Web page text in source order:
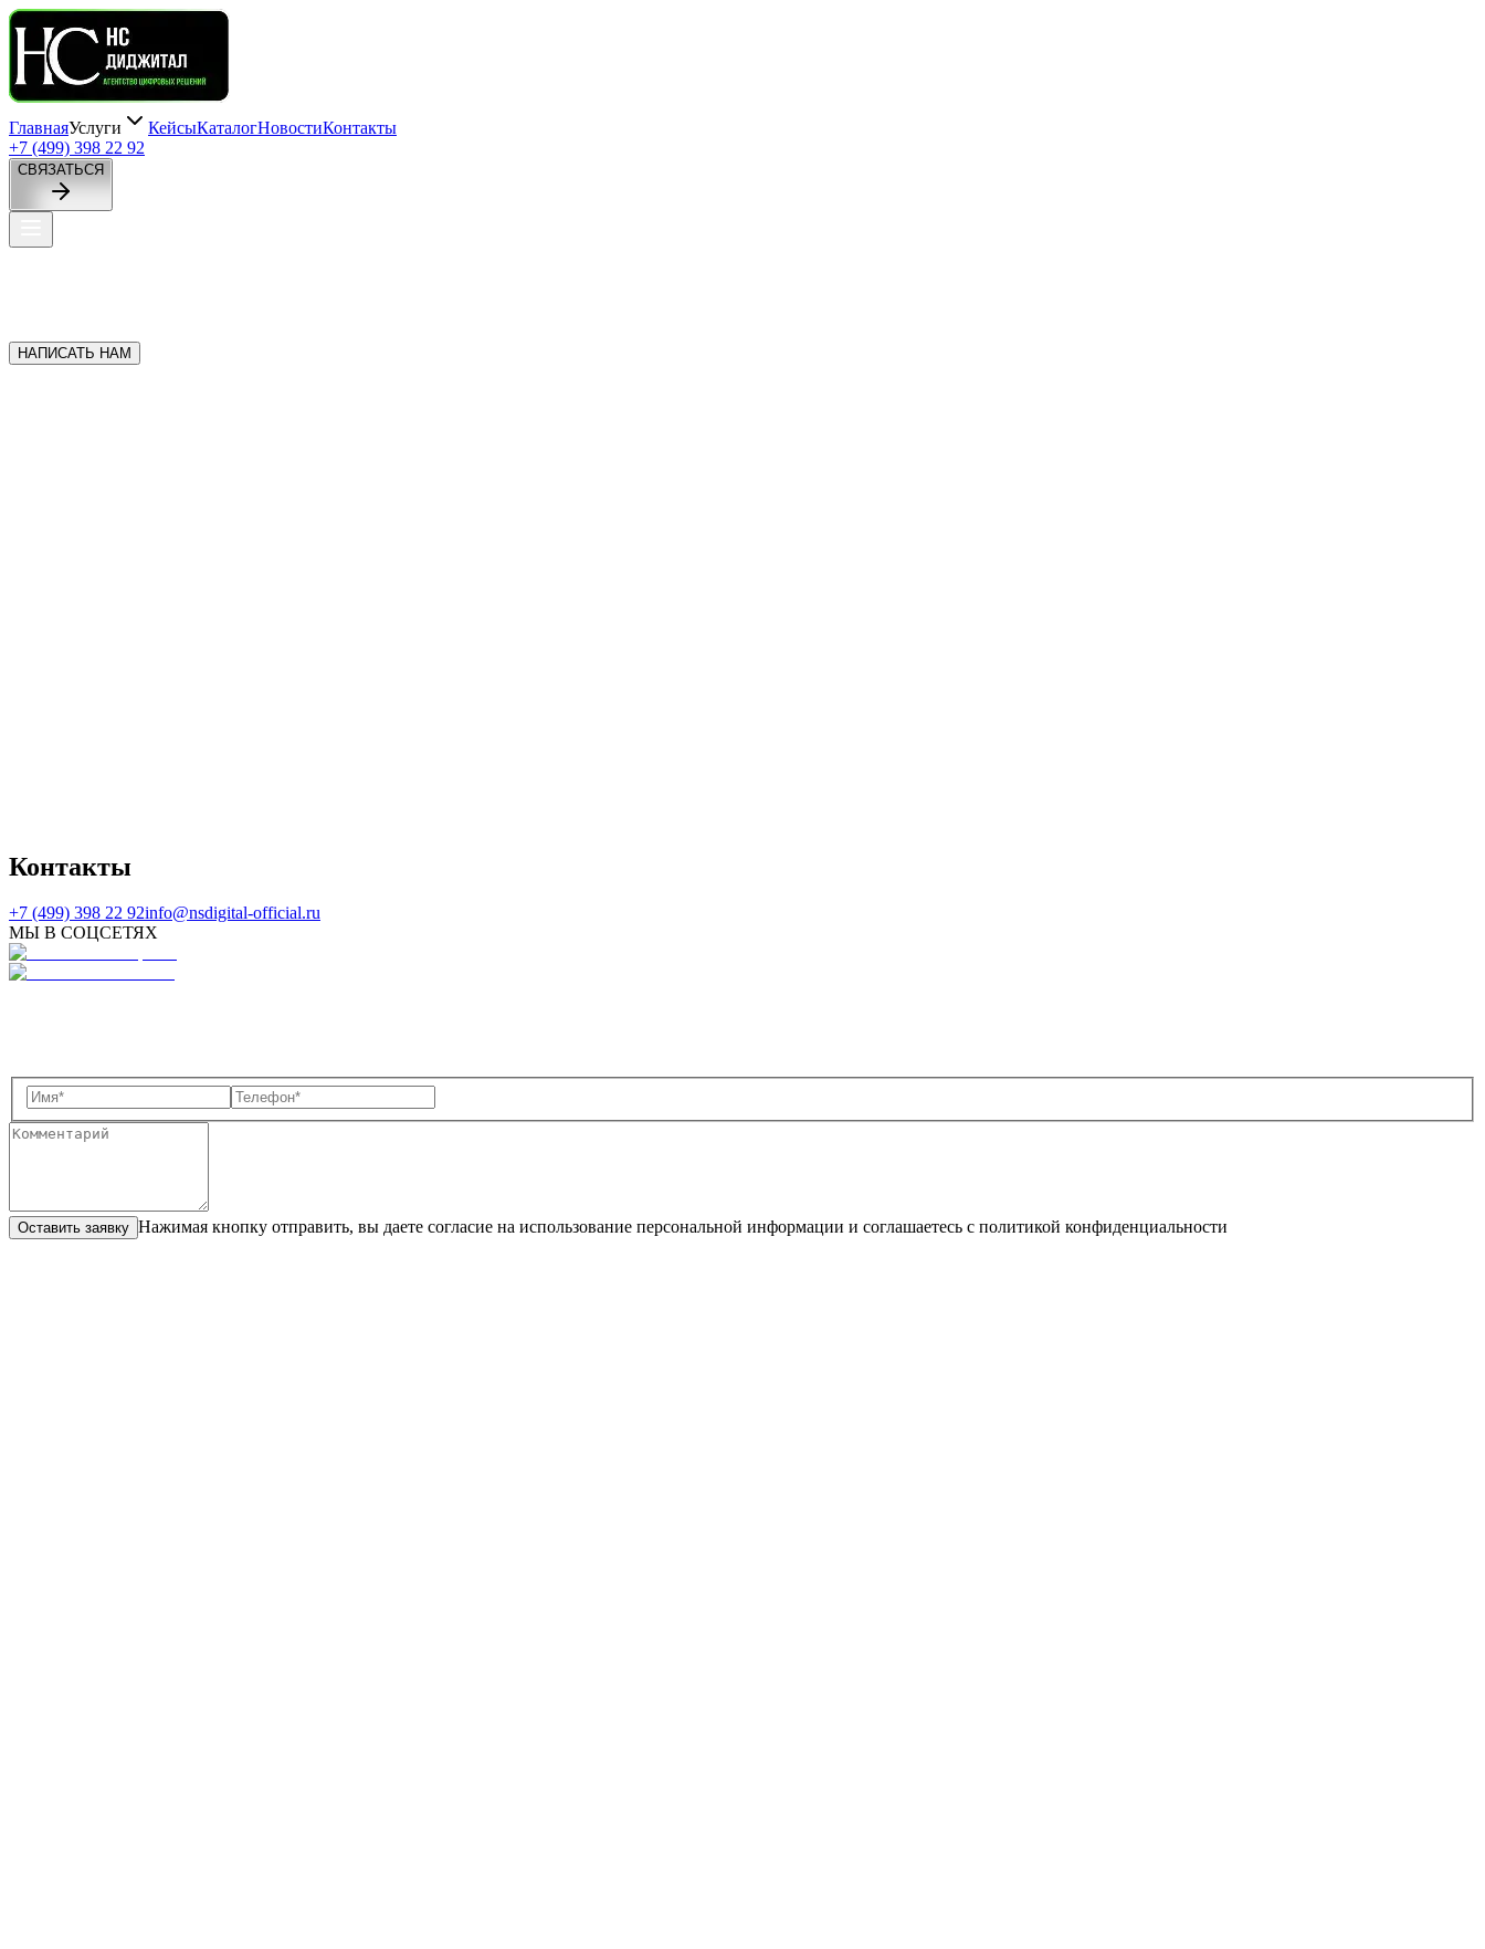
ГлавнаяУслуги КейсыКаталогНовостиКонтакты
+7 (499) 398 22 92
СВЯЗАТЬСЯ
НАПИСАТЬ НАМ
Контакты
+7 (499) 398 22 92info@nsdigital-official.ru
МЫ В СОЦСЕТЯХ
Оставить заявку Нажимая кнопку отправить, вы даете согласие на использование персональной информации и соглашаетесь с политикой конфиденциальности